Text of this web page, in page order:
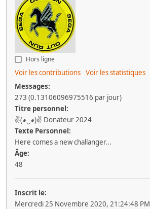
Hors ligne
Voir les contributions Voir les statistiques
Messages:
273 (0.13106096975516 par jour)
Titre personnel:
✌(◕‿◕)✌ Donateur 2024
Texte Personnel:
Here comes a new challanger...
Âge:
48
Inscrit le:
Mercredi 25 Novembre 2020, 21:24:48 PM